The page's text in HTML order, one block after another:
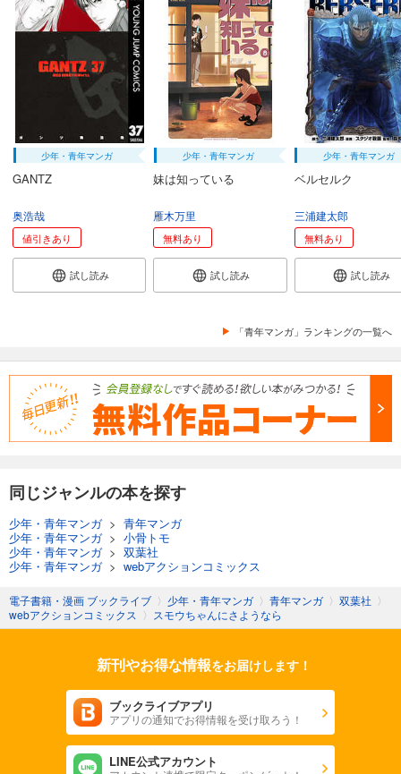
少年・青年マンガ
GANTZ
奥浩哉
値引きあり
試し読み
少年・青年マンガ
妹は知っている
雁木万里
無料あり
試し読み
少年・青年マンガ
ベルセルク
三浦建太郎
無料あり
試し読み
「青年マンガ」ランキングの一覧へ
同じジャンルの本を探す
少年・青年マンガ> 青年マンガ
少年・青年マンガ> 小骨トモ
少年・青年マンガ> 双葉社
少年・青年マンガ> webアクションコミックス
電子書籍・漫画 ブックライブ 〉 少年・青年マンガ 〉 青年マンガ 〉 双葉社 〉
webアクションコミックス 〉 スモウちゃんにさようなら
新刊やお得な情報をお届けします！
ブックライブアプリ
アプリの通知でお得情報を受け取ろう！
LINE公式アカウント